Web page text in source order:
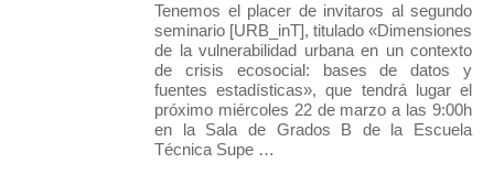
Tenemos el placer de invitaros al segundo
seminario [URB_inT], titulado «Dimensiones
de la vulnerabilidad urbana en un contexto
de crisis ecosocial: bases de datos y
fuentes estadísticas», que tendrá lugar el
próximo miércoles 22 de marzo a las 9:00h
en la Sala de Grados B de la Escuela
Técnica Supe …